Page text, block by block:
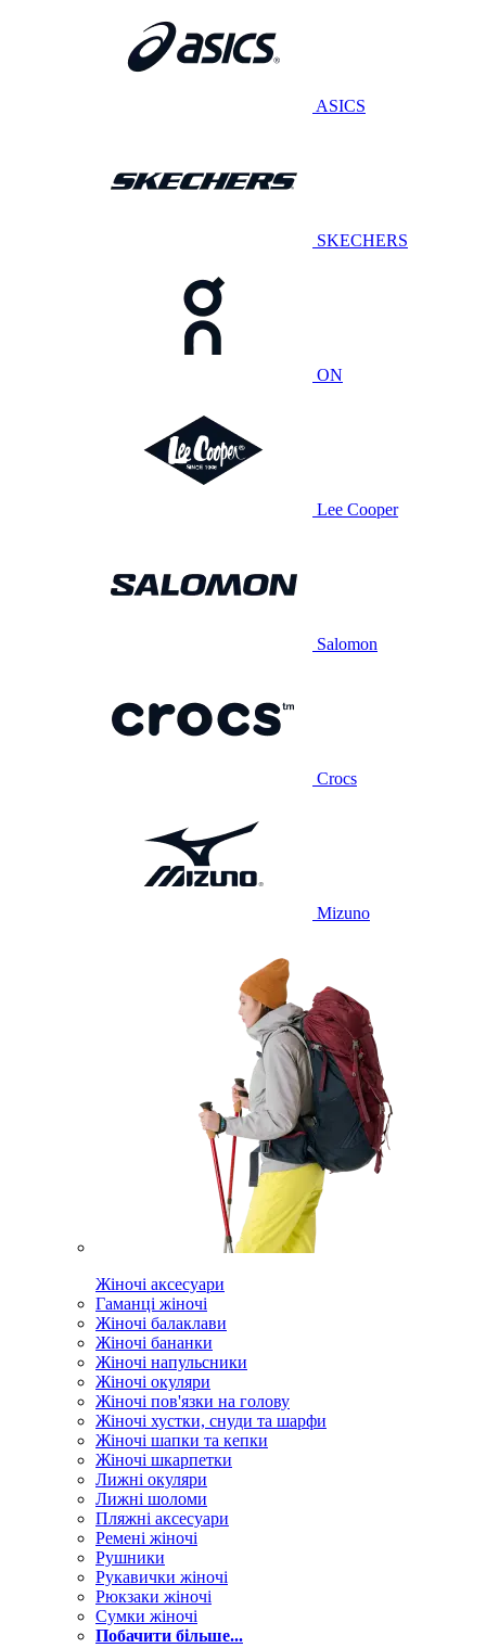
ASICS
SKECHERS
ON
Lee Cooper
Salomon
Crocs
Mizuno
Жіночі аксесуари
Гаманці жіночі
Жіночі балаклави
Жіночі бананки
Жіночі напульсники
Жіночі окуляри
Жіночі пов'язки на голову
Жіночі хустки, снуди та шарфи
Жіночі шапки та кепки
Жіночі шкарпетки
Лижні окуляри
Лижні шоломи
Пляжні аксесуари
Ремені жіночі
Рушники
Рукавички жіночі
Рюкзаки жіночі
Сумки жіночі
Побачити більше...